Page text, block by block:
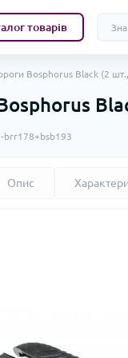
товарів
Bosphorus Black (2
brr178+bsb193
Опис